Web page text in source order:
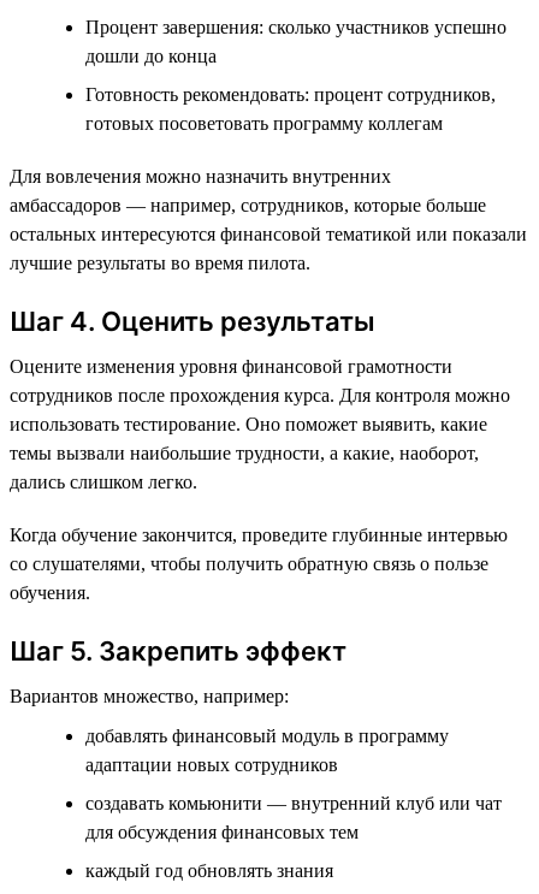
Процент завершения: сколько участников успешно
дошли до конца
Готовность рекомендовать: процент сотрудников,
готовых посоветовать программу коллегам
Для вовлечения можно назначить внутренних
амбассадоров — например, сотрудников, которые больше
остальных интересуются финансовой тематикой или показали
лучшие результаты во время пилота.
Шаг 4. Оценить результаты
Оцените изменения уровня финансовой грамотности
сотрудников после прохождения курса. Для контроля можно
использовать тестирование. Оно поможет выявить, какие
темы вызвали наибольшие трудности, а какие, наоборот,
дались слишком легко.
Когда обучение закончится, проведите глубинные интервью
со слушателями, чтобы получить обратную связь о пользе
обучения.
Шаг 5. Закрепить эффект
Вариантов множество, например:
добавлять финансовый модуль в программу
адаптации новых сотрудников
создавать комьюнити — внутренний клуб или чат
для обсуждения финансовых тем
каждый год обновлять знания